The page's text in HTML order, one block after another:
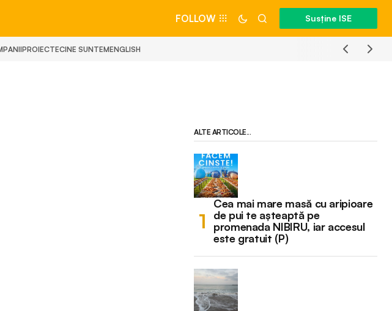
FOLLOW Susține ISE
PROIECTECINE SUNTEMENGLISH
ALTE ARTICOLE...
Cea mai mare masă cu aripioare
de pui te așteaptă pe
promenada NIBIRU, iar accesul
este gratuit (P)